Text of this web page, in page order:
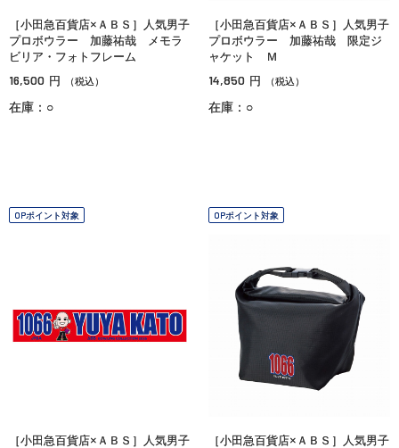
［小田急百貨店×ＡＢＳ］人気男子
プロボウラー 加藤祐哉 メモラ
ビリア・フォトフレーム
16,500 円 （税込）
在庫：○
［小田急百貨店×ＡＢＳ］人気男子
プロボウラー 加藤祐哉 限定ジ
ャケット Ｍ
14,850 円 （税込）
在庫：○
OPポイント対象
［小田急百貨店×ＡＢＳ］人気男子
OPポイント対象
［小田急百貨店×ＡＢＳ］人気男子